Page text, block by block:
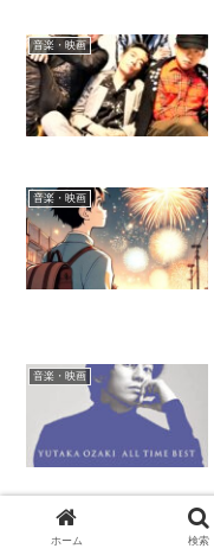
音楽・映画
音楽・映画
音楽・映画
音楽・映画
ホーム 検索